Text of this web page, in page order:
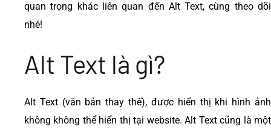
quan trọng khác liên quan đến Alt Text, cùng theo dõi
nhé!
Alt Text là gì?
Alt Text (văn bản thay thế), được hiển thị khi hình ảnh
không không thể hiển thị tại website. Alt Text cũng là một